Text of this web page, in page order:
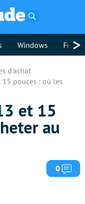
Windows >
d'achat
15 pouces : où les
et 15
au
0